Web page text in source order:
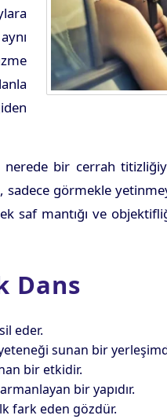
bir cerrah
sadece görmekle
saf mantığı ve
Dans
eder.
sunan bir
bir etkidir.
bir yapıdır.
fark eden gözdür.